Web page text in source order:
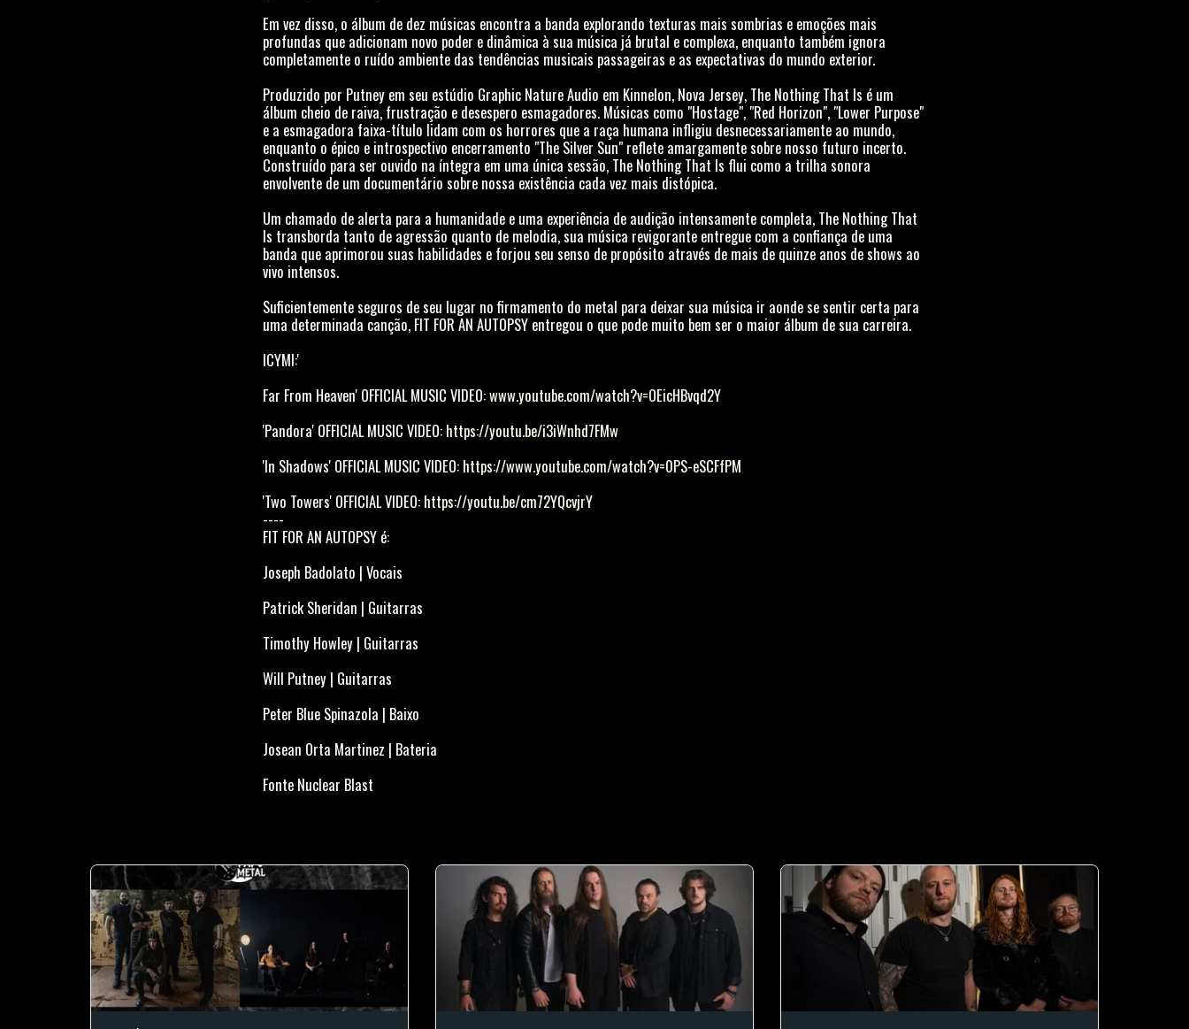
Em vez disso, o álbum de dez músicas encontra a banda explorando texturas mais sombrias e emoções mais
profundas que adicionam novo poder e dinâmica à sua música já brutal e complexa, enquanto também ignora
completamente o ruído ambiente das tendências musicais passageiras e as expectativas do mundo exterior.
Produzido por Putney em seu estúdio Graphic Nature Audio em Kinnelon, Nova Jersey, The Nothing That Is é um
álbum cheio de raiva, frustração e desespero esmagadores. Músicas como "Hostage", "Red Horizon", "Lower Purpose"
e a esmagadora faixa-título lidam com os horrores que a raça humana infligiu desnecessariamente ao mundo,
enquanto o épico e introspectivo encerramento "The Silver Sun" reflete amargamente sobre nosso futuro incerto.
Construído para ser ouvido na íntegra em uma única sessão, The Nothing That Is flui como a trilha sonora
envolvente de um documentário sobre nossa existência cada vez mais distópica.
Um chamado de alerta para a humanidade e uma experiência de audição intensamente completa, The Nothing That
Is transborda tanto de agressão quanto de melodia, sua música revigorante entregue com a confiança de uma
banda que aprimorou suas habilidades e forjou seu senso de propósito através de mais de quinze anos de shows ao
vivo intensos.
Suficientemente seguros de seu lugar no firmamento do metal para deixar sua música ir aonde se sentir certa para
uma determinada canção, FIT FOR AN AUTOPSY entregou o que pode muito bem ser o maior álbum de sua carreira.
ICYMI:'
Far From Heaven' OFFICIAL MUSIC VIDEO:www.youtube.com/watch?v=OEicHBvqd2Y
'Pandora' OFFICIAL MUSIC VIDEO: https://youtu.be/i3iWnhd7FMw
'In Shadows' OFFICIAL MUSIC VIDEO: https://www.youtube.com/watch?v=0PS-eSCFfPM
'Two Towers' OFFICIAL VIDEO: https://youtu.be/cm72YQcvjrY
----
FIT FOR AN AUTOPSY é:
Joseph Badolato | Vocais
Patrick Sheridan | Guitarras
Timothy Howley | Guitarras
Will Putney | Guitarras
Peter Blue Spinazola | Baixo
Josean Orta Martinez | Bateria
Fonte Nuclear Blast